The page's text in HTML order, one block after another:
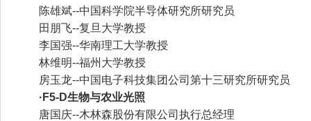
陈雄斌--中国科学院半导体研究所研究员
田朋飞--复旦大学教授
李国强--华南理工大学教授
林维明--福州大学教授
房玉龙--中国电子科技集团公司第十三研究所研究员
·F5-D生物与农业光照
唐国庆--木林森股份有限公司执行总经理